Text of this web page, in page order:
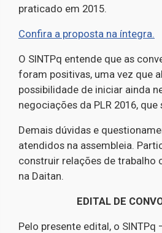
praticado em 2015.
Confira a proposta na íntegra.
O SINTPq entende que as
foram positivas, uma vez que
possibilidade de iniciar ainda
negociações da PLR 2016, que
Demais dúvidas e
atendidos na assembleia.
construir relações de trabalho
na Daitan.
EDITAL DE
Pelo presente edital, o SINTPq